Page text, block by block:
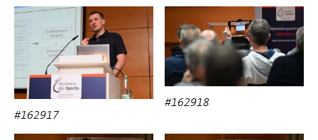
#162917
#162918